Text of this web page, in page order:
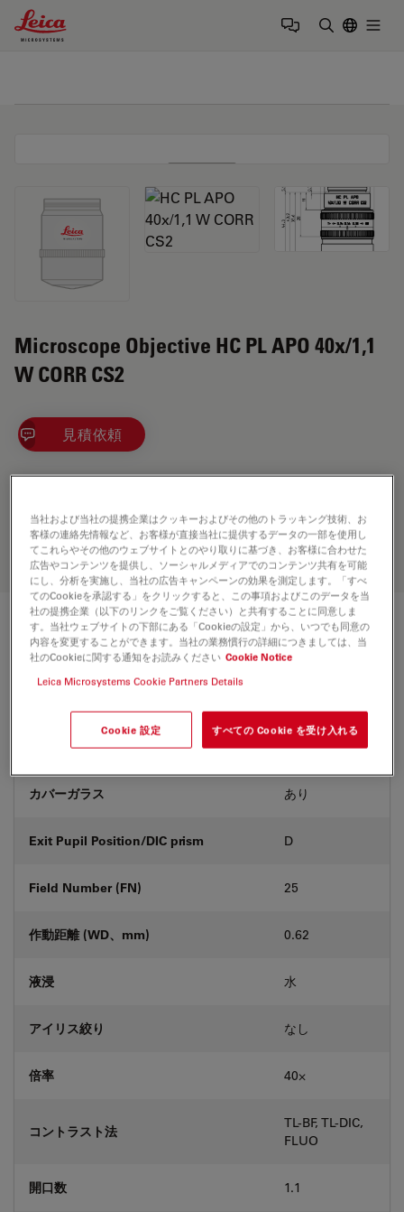
Leica Microsystems Logo
Microscope Objective HC PL APO 40x/1,1
W CORR CS2
見積依頼
ourObjective Finder, compare
alternatives, and find the best fit for
your needs.
技術仕様
補正環 (CORR) CORR
カバーガラス あり
Exit Pupil Position/DIC prism D
Field Number (FN) 25
作動距離 (WD、mm) 0.62
液浸 水
アイリス絞り なし
倍率 40⨉
コントラスト法
TL-BF, TL-DIC,
FLUO
開口数 1.1
当社および当社の提携企業はクッキーおよびその他のトラッキング技術、お
客様の連絡先情報など、お客様が直接当社に提供するデータの一部を使用し
てこれらやその他のウェブサイトとのやり取りに基づき、お客様に合わせた
広告やコンテンツを提供し、ソーシャルメディアでのコンテンツ共有を可能
にし、分析を実施し、当社の広告キャンペーンの効果を測定します。「すべ
てのCookieを承認する」をクリックすると、この事項およびこのデータを当
社の提携企業（以下のリンクをご覧ください）と共有することに同意しま
す。当社ウェブサイトの下部にある「Cookieの設定」から、いつでも同意の
内容を変更することができます。当社の業務慣行の詳細につきましては、当
社のCookieに関する通知をお読みください Cookie Notice
Leica Microsystems Cookie Partners Details
Cookie 設定 すべての Cookie を受け入れる